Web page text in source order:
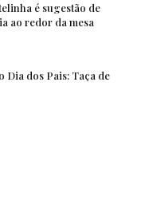
é sugestão de
ao redor da mesa
Dia dos Pais: Taça de